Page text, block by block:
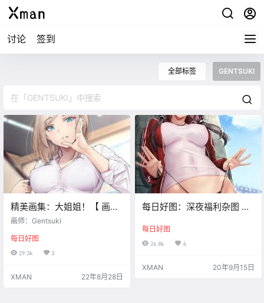
讨论 签到
全部标签 GENTSUKI
精美画集：大姐姐！【 画
师：Gentsuki】
画师：Gentsuki
每日好图
29.3k 3
XMAN 22年8月28日
每日好图：深夜福利杂图 画
每日好图
26.8k 4
XMAN 20年9月15日